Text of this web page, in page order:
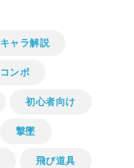
キャラ解説
コンボ
初心者向け
撃墜
飛び道具